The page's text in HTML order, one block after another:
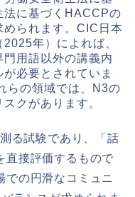
法に基づくHACCPの
められます。CIC日本
年）によれば、
用語以外の講義内
必要とされていま
らの領域では、N3の
クがあります。
る試験であり、「話
直接評価するもので
での円滑なコミュニ